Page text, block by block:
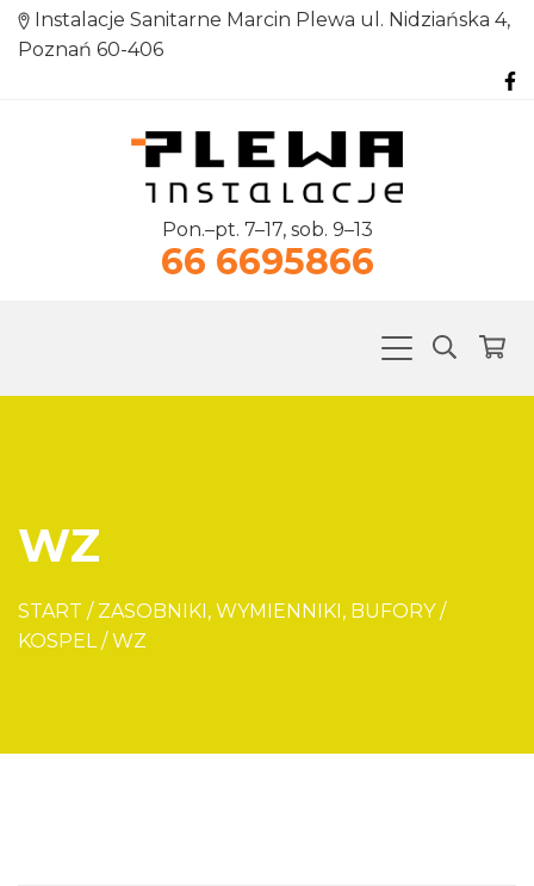
Instalacje Sanitarne Marcin Plewa ul. Nidziańska 4,
Poznań 60-406
Pon.–pt. 7–17, sob. 9–13
66 6695866
WZ
START / ZASOBNIKI, WYMIENNIKI, BUFORY /
KOSPEL / WZ